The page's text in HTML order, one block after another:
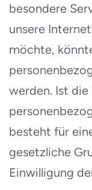
besondere
unsere
möchte,
werden. Ist
besteht für
gesetzliche
Einwilligung